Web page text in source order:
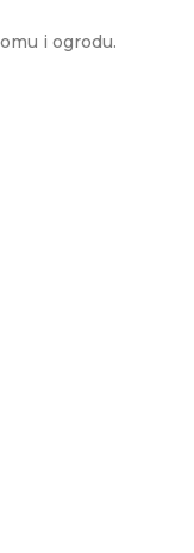
i ogrodu.